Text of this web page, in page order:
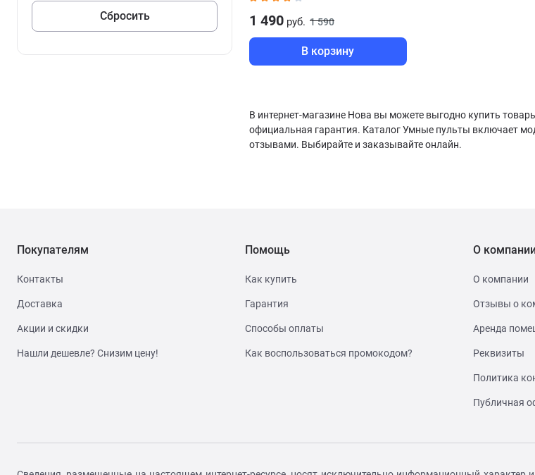
1 490 руб. 1 590
В корзину
В интернет-магазине Нова вы можете выгодно купить
официальная гарантия. Каталог Умные пульты включает
отзывами. Выбирайте и заказывайте онлайн.
Покупателям
Контакты
Доставка
Акции и скидки
Нашли дешевле? Снизим цену!
Помощь
Как купить
Гарантия
Способы оплаты
Как воспользоваться промокодом?
О
О компании
Отзывы о
Аренда
Реквизиты
Политика
Публичная